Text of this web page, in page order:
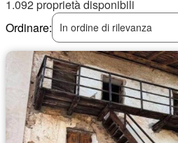
1.092 proprietà disponibili
Ordinare:
In ordine di rilevanza